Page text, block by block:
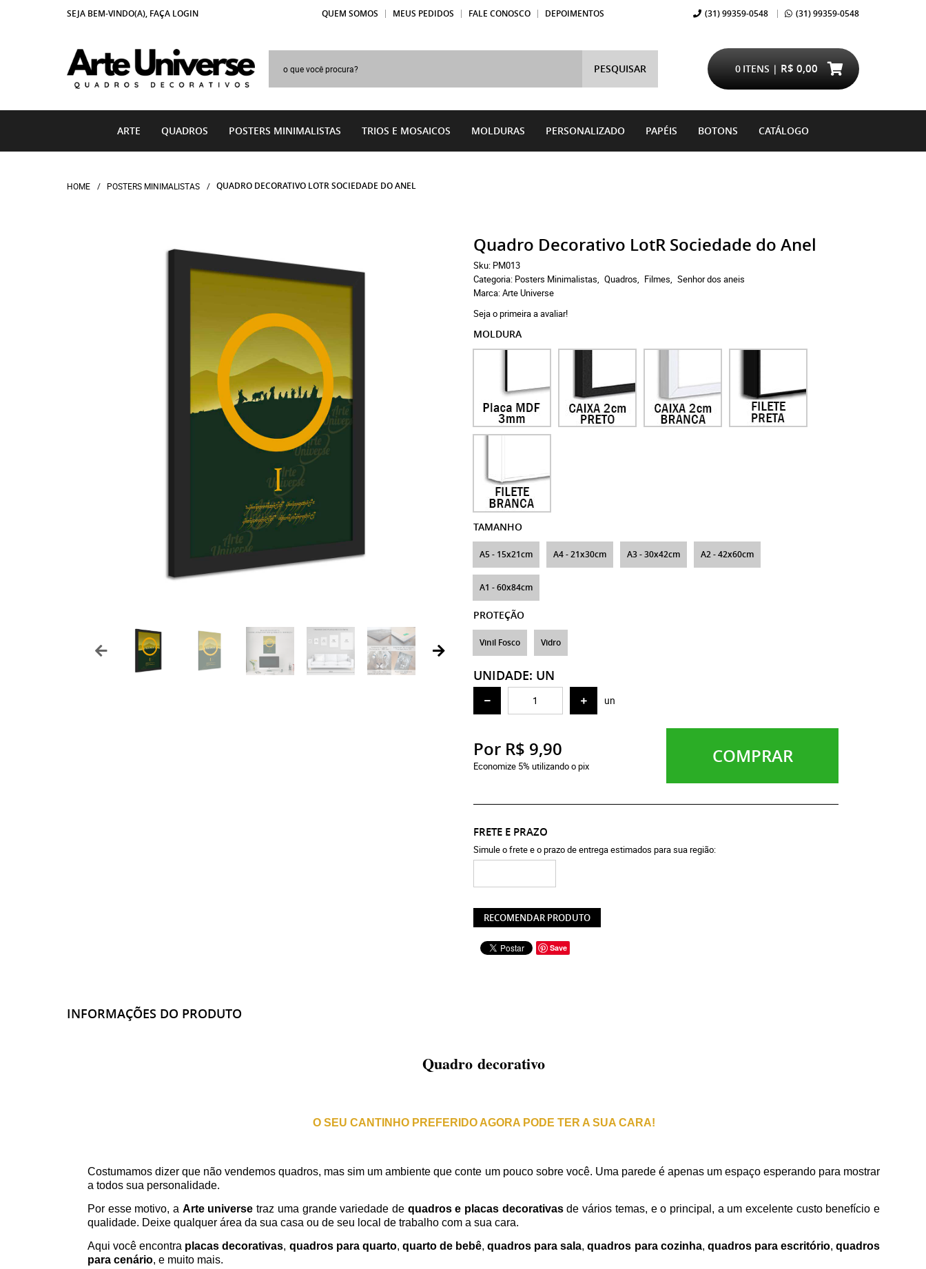
SEJA BEM-VINDO(A), FAÇA LOGIN QUEM SOMOS MEUS PEDIDOS FALE CONOSCO DEPOIMENTOS (31)99359-0548 (31)99359-0548
PESQUISAR ITENS
0 R$ 0,00
ARTE QUADROS POSTERS MINIMALISTAS TRIOS E MOSAICOS MOLDURAS PERSONALIZADO PAPÉIS BOTONS CATÁLOGO
HOME POSTERS MINIMALISTAS QUADRO DECORATIVO LOTR SOCIEDADE DO ANEL
Quadro Decorativo LotR Sociedade do Anel
Sku: PM013
Categoria: Posters Minimalistas Quadros Filmes
Senhor dos aneis
Marca:Arte Universe
Seja o primeira a avaliar!
MOLDURA
TAMANHO
A5 - 15x21cm A4 - 21x30cm A3 - 30x42cm A2 - 42x60cm
A1 - 60x84cm
PROTEÇÃO
Vinil Fosco Vidro
UNIDADE: UN
un
Por R$ 9,90
Economize 5% utilizando o pix COMPRAR
FRETE E PRAZO
Simule o frete e o prazo de entrega estimados para sua região:
RECOMENDAR PRODUTO
Save
INFORMAÇÕES DO PRODUTO
Quadro decorativo
O SEU CANTINHO PREFERIDO AGORA PODE TER A SUA CARA!
Costumamos dizer que não vendemos quadros, mas sim um ambiente que conte um pouco sobre você. Uma parede é apenas um espaço esperando para mostrar
a todos sua personalidade.
Por esse motivo, a Arte universe traz uma grande variedade dequadros e placas decorativasde vários temas, e o principal, a um excelente custo benefício e
qualidade. Deixe qualquer área da sua casa ou de seu local de trabalho com a sua cara.
Aqui você encontra placas decorativas, quadros para quarto, quarto de bebê,quadros para sala, quadros para cozinha, quadros para escritório,quadros
para cenário, e muito mais.